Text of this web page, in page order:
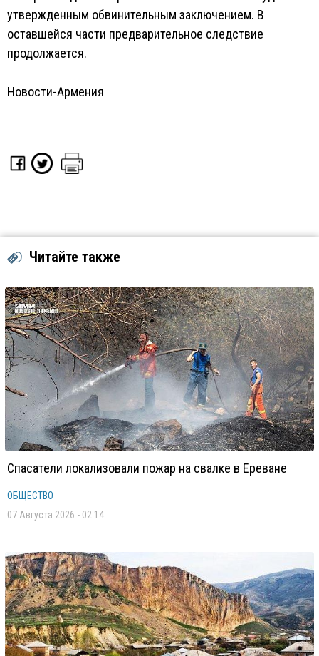
утвержденным обвинительным заключением. В
оставшейся части предварительное следствие
продолжается.
Новости-Армения
Читайте также
Спасатели локализовали пожар на свалке в Ереване
ОБЩЕСТВО
07 Августа 2026 - 02:14